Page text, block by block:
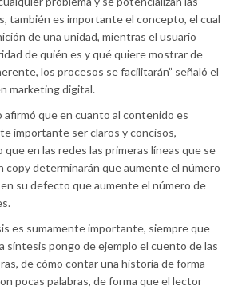
también es importante el concepto, el cual
de una unidad, mientras el usuario
de quién es y qué quiere mostrar de
los procesos se facilitarán” señaló el
marketing digital.
afirmó que en cuanto al contenido es
importante ser claros y concisos,
que en las redes las primeras líneas que se
copy determinarán que aumente el número
su defecto que aumente el número de
es sumamente importante, siempre que
síntesis pongo de ejemplo el cuento de las
de cómo contar una historia de forma
pocas palabras, de forma que el lector